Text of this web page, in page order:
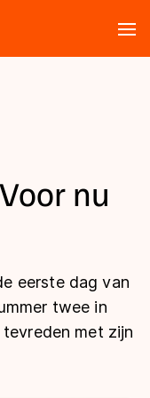
nu
eerste dag van
twee in
met zijn